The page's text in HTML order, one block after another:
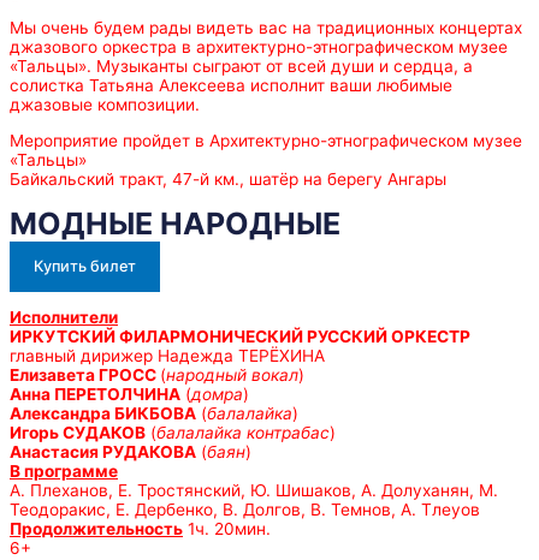
Мы очень будем рады видеть вас на традиционных концертах
джазового оркестра в архитектурно-этнографическом музее
«Тальцы». Музыканты сыграют от всей души и сердца, а
солистка Татьяна Алексеева исполнит ваши любимые
джазовые композиции.
Мероприятие пройдет в Архитектурно-этнографическом музее
«Тальцы»
Байкальский тракт, 47-й км., шатёр на берегу Ангары
МОДНЫЕ НАРОДНЫЕ
Купить билет
Исполнители
ИРКУТСКИЙ ФИЛАРМОНИЧЕСКИЙ РУССКИЙ ОРКЕСТР
главный дирижер Надежда ТЕРЁХИНА
Елизавета ГРОСС (народный вокал)
Анна ПЕРЕТОЛЧИНА (домра)
Александра БИКБОВА (балалайка)
Игорь СУДАКОВ (балалайка контрабас)
Анастасия РУДАКОВА (баян)
В программе
А. Плеханов, Е. Тростянский, Ю. Шишаков, А. Долуханян, М.
Теодоракис, Е. Дербенко, В. Долгов, В. Темнов, А. Тлеуов
Продолжительность 1ч. 20мин.
6+